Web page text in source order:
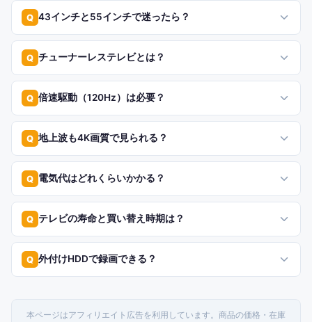
Q 43インチと55インチで迷ったら？
Q チューナーレステレビとは？
Q 倍速駆動（120Hz）は必要？
Q 地上波も4K画質で見られる？
Q 電気代はどれくらいかかる？
Q テレビの寿命と買い替え時期は？
Q 外付けHDDで録画できる？
本ページはアフィリエイト広告を利用しています。商品の価格・在庫